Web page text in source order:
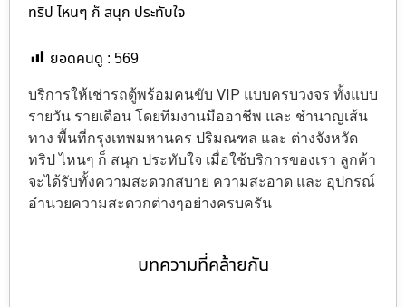
ทริป ไหนๆ ก็ สนุก ประทับใจ
ยอดคนดู : 569
บริการให้เช่ารถตู้พร้อมคนขับ VIP แบบครบวงจร ทั้งแบบ
รายวัน รายเดือน โดยทีมงานมืออาชีพ และ ชำนาญเส้น
ทาง พื้นที่กรุงเทพมหานคร ปริมณฑล และ ต่างจังหวัด
ทริป ไหนๆ ก็ สนุก ประทับใจ เมื่อใช้บริการของเรา ลูกค้า
จะได้รับทั้งความสะดวกสบาย ความสะอาด และ อุปกรณ์
อำนวยความสะดวกต่างๆอย่างครบครัน
บทความที่คล้ายกัน